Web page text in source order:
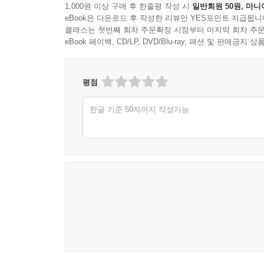
1,000원 이상 구매 후 한줄평 작성 시 일반회원 50원, 마니
eBook은 다운로드 후 작성한 리뷰만 YES포인트 지급됩니
클래스는 첫번째 회차 주문확정 시점부터 마지막 회차 주
eBook 페이백, CD/LP, DVD/Blu-ray, 패션 및 판매금지 상
평점
한글 기준 50자까지 작성가능